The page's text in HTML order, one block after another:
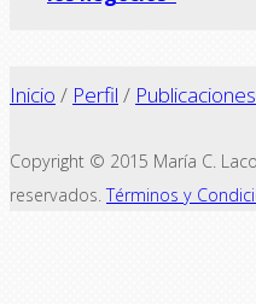
Inicio / Perfil / Publicaciones
Copyright © 2015 María C.
reservados.Términos y